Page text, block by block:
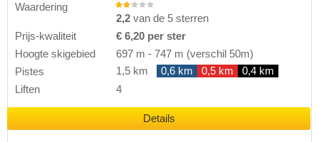
Waardering
2,2 van de 5 sterren
Prijs-kwaliteit
€ 6,20 per ster
Hoogte skigebied
697 m - 747 m (verschil 50m)
Pistes
1,5 km 0,6 km 0,5 km
0,4 km
Liften
4
Details